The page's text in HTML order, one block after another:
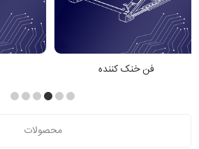
قلم لپتاپ
محصولات